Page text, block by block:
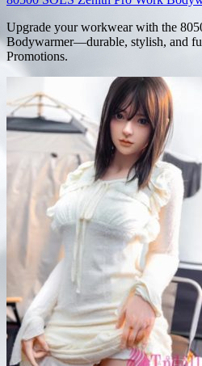
Upgrade your workwear with the
Bodywarmer—durable, stylish, and
Promotions.